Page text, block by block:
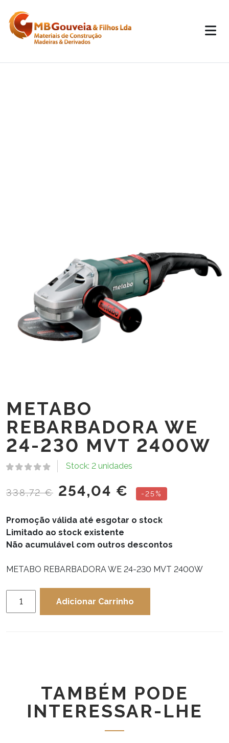
METABO
REBARBADORA WE
24-230 MVT 2400W
Stock: 2 unidades
338,72€ 254,04 € -25%
Promoção válida até esgotar o stock
Limitado ao stock existente
Não acumulável com outros descontos
METABO REBARBADORA WE 24-230 MVT 2400W
Adicionar Carrinho
TAMBÉM PODE
INTERESSAR-LHE